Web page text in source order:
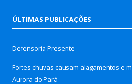
ÚLTIMAS PUBLICAÇÕES
Defensoria Presente
Fortes chuvas causam alagamentos e
Aurora do Pará